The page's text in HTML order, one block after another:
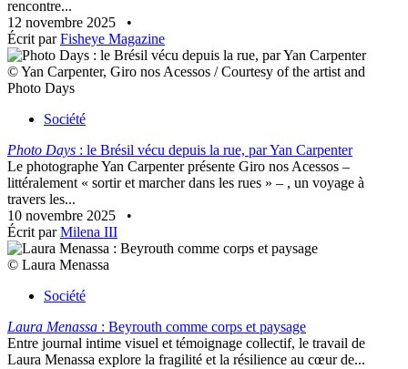
rencontre...
12 novembre 2025
•
Écrit parFisheye Magazine
© Yan Carpenter, Giro nos Acessos / Courtesy of the artist and
Photo Days
Société
Photo Days : le Brésil vécu depuis la rue, par Yan Carpenter
Le photographe Yan Carpenter présente Giro nos Acessos –
littéralement « sortir et marcher dans les rues » – , un voyage à
travers les...
10 novembre 2025
•
Écrit parMilena III
© Laura Menassa
Société
Laura Menassa : Beyrouth comme corps et paysage
Entre journal intime visuel et témoignage collectif, le travail de
Laura Menassa explore la fragilité et la résilience au cœur de...